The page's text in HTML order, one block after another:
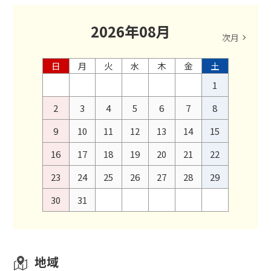
2026年08月 次月
日 月 火 水 木 金
土
1
2
3 4 5 6 7
8
9
10 11 12 13 14
15
16
17 18 19 20 21
22
23
24 25 26 27 28
29
30
31
地域